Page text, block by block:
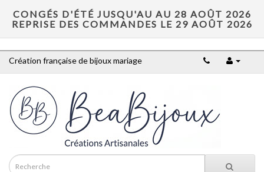
CONGÉS D'ÉTÉ JUSQU'AU AU 28 AOÛT 2026
REPRISE DES COMMANDES LE 29 AOÛT 2026
Création française de bijoux mariage